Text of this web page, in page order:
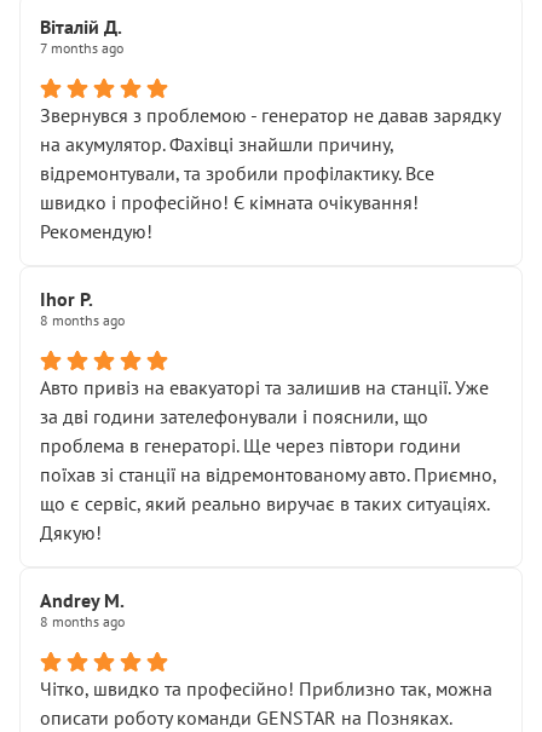
НЕ погоджував
послуга. Тим більше, я був поруч і жодної реальної
діагностики ходової не проводилось. Після
зауваження гроші за цю “послугу” повернули, що
лише підтвердило мою правоту.
Але головне — я виїжджаю з боксу, і скрип у гальмах
залишився таким самим, як і був. Тобто оплачена
Далі ситуація тільки погіршилась:
• сказали, що тепер “потрібно знімати колеса”
• що біля авто стояти вже не можна
• почали озвучувати купу додаткових робіт без
чіткого пояснення
( ну все зняли та доробили) дякую!
Окремий момент, який виглядає абсурдно:
мені заявили, що бачок гальмівної рідини потрібно
міняти разом із головним гальмівним циліндром у
Для людини, яка хоча б трохи розуміється на техніці,
це звучить як мінімум непрофесійно, а як максимум —
спроба продати дорогий вузол замість елементарних
ущільнювачів.
Що прикро — це не перший мій візит. Раніше міняв у
Віталій Д.
7 months ago
Звернувся з проблемою - генератор не давав зарядку
на акумулятор. Фахівці знайшли причину,
відремонтували, та зробили профілактику. Все
швидко і професійно! Є кімната очікування!
Рекомендую!
Ihor P.
8 months ago
Авто привіз на евакуаторі та залишив на станції. Уже
за дві години зателефонували і пояснили, що
проблема в генераторі. Ще через півтори години
поїхав зі станції на відремонтованому авто. Приємно,
що є сервіс, який реально виручає в таких ситуаціях.
Дякую!
Andrey M.
8 months ago
Чітко, швидко та професійно! Приблизно так, можна
описати роботу команди GENSTAR на Позняках.